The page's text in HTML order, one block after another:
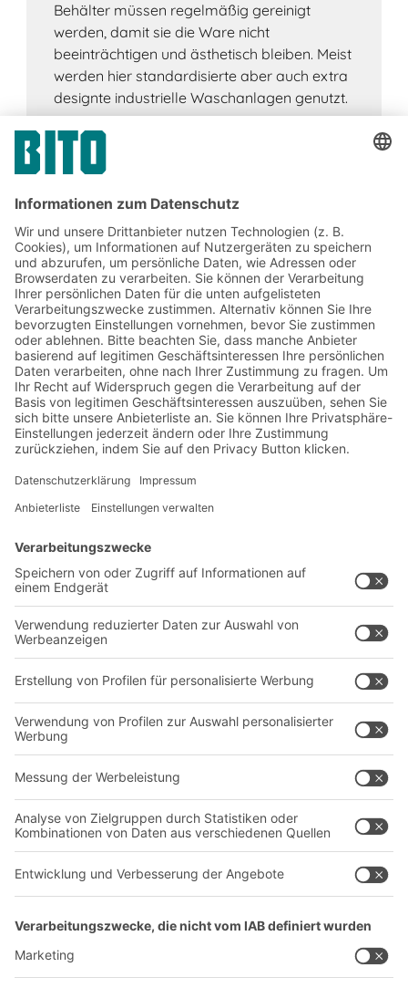
Behälter müssen regelmäßig gereinigt
werden, damit sie die Ware nicht
beeinträchtigen und ästhetisch bleiben. Meist
werden hier standardisierte aber auch extra
designte industrielle Waschanlagen genutzt.
Jetzt beim BITO Newsletter
anmelden:
Lager- & Logistiknews
Exklusive Rabatte
Neuheiten
Newsletter abonnieren
Lösungen
Intralogistiklösungen
Regalsysteme
Transportsysteme
Dienstleistungen
Kontaktformular
Unternehmen
Über uns
Produktionsstandorte
Karriere
Follow us
BIT O
YOUR LIFE.